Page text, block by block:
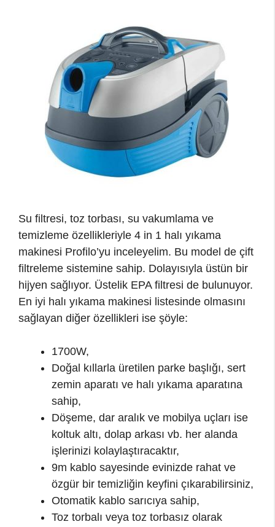
Su filtresi, toz torbası, su vakumlama ve
temizleme özellikleriyle 4 in 1 halı yıkama
makinesi Profilo’yu inceleyelim. Bu model de çift
filtreleme sistemine sahip. Dolayısıyla üstün bir
hijyen sağlıyor. Üstelik EPA filtresi de bulunuyor.
En iyi halı yıkama makinesi listesinde olmasını
sağlayan diğer özellikleri ise şöyle:
1700W,
Doğal kıllarla üretilen parke başlığı, sert
zemin aparatı ve halı yıkama aparatına
sahip,
Döşeme, dar aralık ve mobilya uçları ise
koltuk altı, dolap arkası vb. her alanda
işlerinizi kolaylaştıracaktır,
9m kablo sayesinde evinizde rahat ve
özgür bir temizliğin keyfini çıkarabilirsiniz,
Otomatik kablo sarıcıya sahip,
Toz torbalı veya toz torbasız olarak